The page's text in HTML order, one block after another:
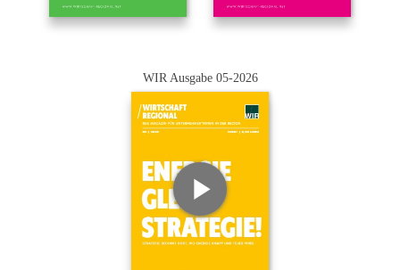
WIR Ausgabe 05-2026